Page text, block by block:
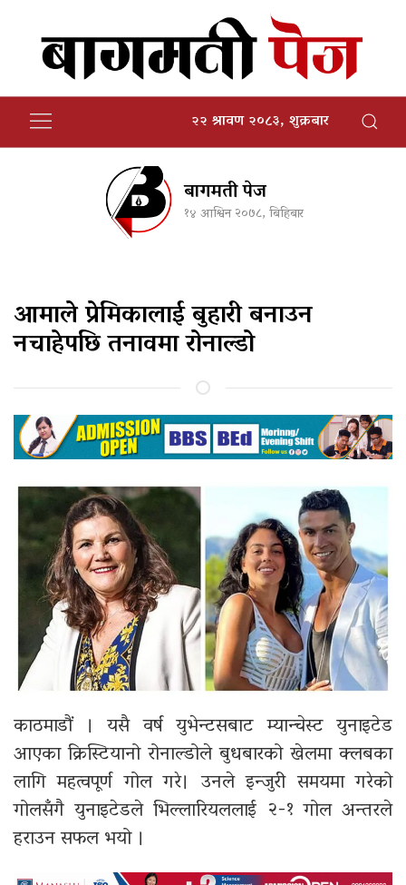
२२ श्रावण २०८३, शुक्रबार
बागमती पेज
१४ आश्विन २०७८, बिहिबार
आमाले प्रेमिकालाई बुहारी बनाउन
नचाहेपछि तनावमा रोनाल्डो
काठमाडौं । यसै वर्ष युभेन्टसबाट म्यान्चेस्ट युनाइटेड
आएका क्रिस्टियानो रोनाल्डोले बुधबारको खेलमा क्लबका
लागि महत्वपूर्ण गोल गरे। उनले इन्जुरी समयमा गरेको
गोलसँगै युनाइटेडले भिल्लारियललाई २-१ गोल अन्तरले
हराउन सफल भयो ।